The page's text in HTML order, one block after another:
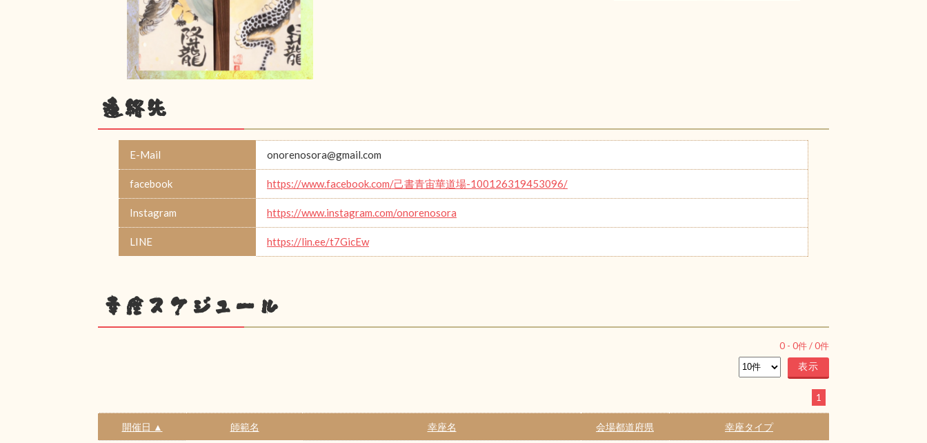
連絡先
E-Mail onorenosora@gmail.com
facebook https://www.facebook.com/己書青宙華道場-100126319453096/
Instagram https://www.instagram.com/onorenosora
LINE https://lin.ee/t7GicEw
幸座スケジュール
0 - 0件 /0件
1
開催日 ▲ 師範名 幸座名 会場都道府県 幸座タイプ